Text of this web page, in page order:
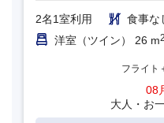
2名1室利用
食事な
洋室（ツイン） 26 m2
フライト
08
大人・お